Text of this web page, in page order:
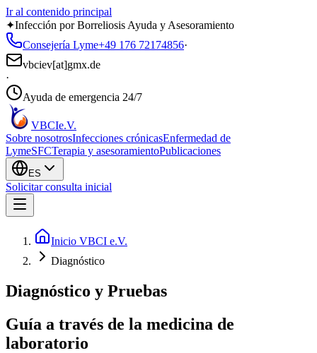
Ir al contenido principal
✦Infección por Borreliosis Ayuda y Asesoramiento
Consejería Lyme+49 176 72174856·
vbciev[at]gmx.de
·
Ayuda de emergencia 24/7
VBCIe.V.
Sobre nosotrosInfecciones crónicasEnfermedad de
LymeSFCTerapia y asesoramientoPublicaciones
ES
Solicitar consulta inicial
Inicio VBCI e.V.
Diagnóstico
Diagnóstico y Pruebas
Guía a través de la medicina de
laboratorio